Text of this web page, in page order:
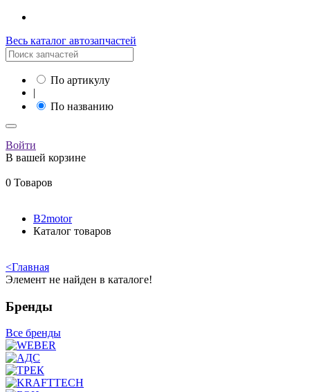
Весь каталог автозапчастей
По артикулу
|
По названию
Войти
В вашей корзине
0 Товаров
B2motor
Каталог товаров
<Главная
Элемент не найден в каталоге!
Бренды
Все бренды